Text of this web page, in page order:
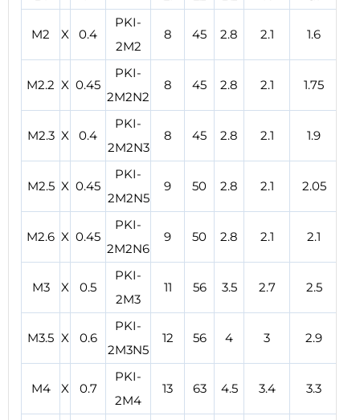
M2 X 0.4
PKI-
2M2
8 45 2.8 2.1 1.6
M2.2 X 0.45
PKI-
2M2N2
8 45 2.8 2.1 1.75
M2.3 X 0.4
PKI-
2M2N3
8 45 2.8 2.1 1.9
M2.5 X 0.45
PKI-
2M2N5
9 50 2.8 2.1 2.05
M2.6 X 0.45
PKI-
2M2N6
9 50 2.8 2.1 2.1
M3 X 0.5
PKI-
2M3
11 56 3.5 2.7 2.5
M3.5 X 0.6
PKI-
2M3N5
12 56 4 3 2.9
M4 X 0.7
PKI-
2M4
13 63 4.5 3.4 3.3